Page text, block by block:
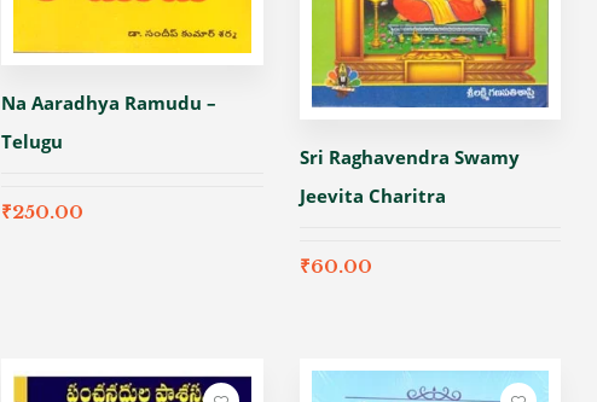
Na Aaradhya Ramudu –
Telugu
₹250.00
Sri Raghavendra Swamy
Jeevita Charitra
₹60.00